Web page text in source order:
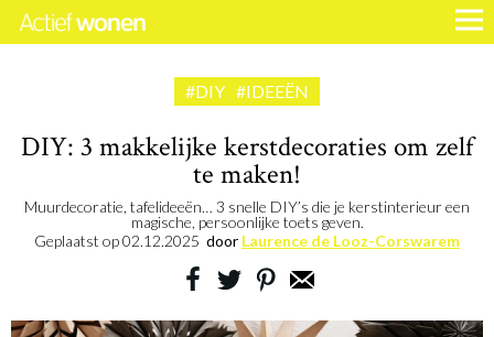
#DIY #IDEEËN
DIY: 3 makkelijke kerstdecoraties om zelf
te maken!
Muurdecoratie, tafelideeën… 3 snelle DIY’s die je kerstinterieur een
magische, persoonlijke toets geven.
Geplaatst op02.12.2025 door Laurence de Looz-Corswarem